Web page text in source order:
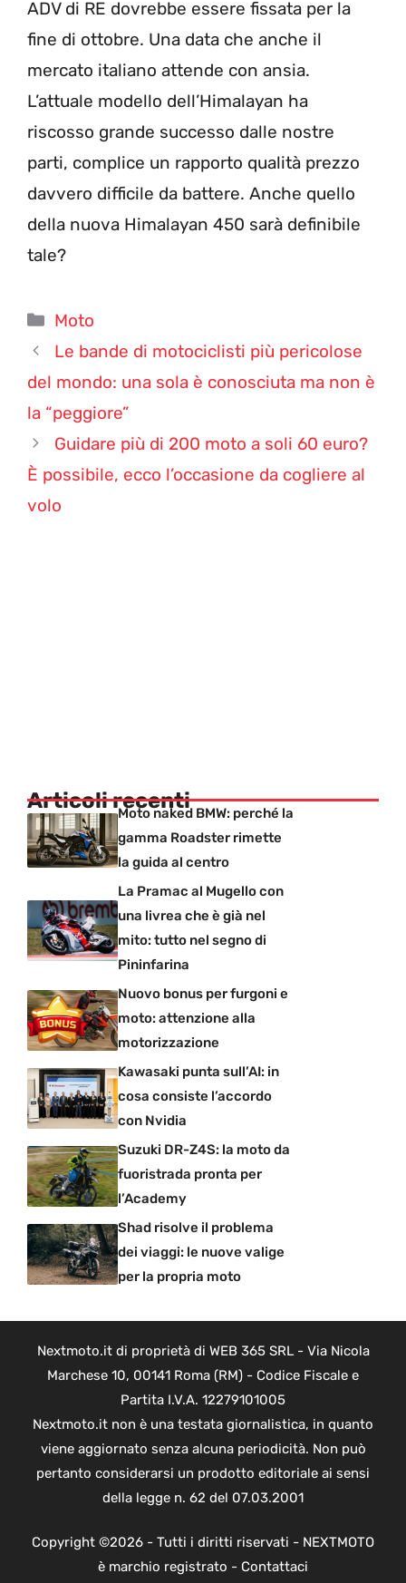
ADV di RE dovrebbe essere fissata per la
fine di ottobre. Una data che anche il
mercato italiano attende con ansia.
L’attuale modello dell’Himalayan ha
riscosso grande successo dalle nostre
parti, complice un rapporto qualità prezzo
davvero difficile da battere. Anche quello
della nuova Himalayan 450 sarà definibile
tale?
Categorie
Moto
Le bande di motociclisti più pericolose
del mondo: una sola è conosciuta ma non è
la “peggiore”
Guidare più di 200 moto a soli 60 euro?
È possibile, ecco l’occasione da cogliere al
volo
Articoli recentiMoto naked BMW: perché la
gamma Roadster rimette
la guida al centro
La Pramac al Mugello con
una livrea che è già nel
mito: tutto nel segno di
Pininfarina
Nuovo bonus per furgoni e
moto: attenzione alla
motorizzazione
Kawasaki punta sull’AI: in
cosa consiste l’accordo
con Nvidia
Suzuki DR-Z4S: la moto da
fuoristrada pronta per
l’Academy
Shad risolve il problema
dei viaggi: le nuove valige
per la propria moto
Nextmoto.it di proprietà di WEB 365 SRL - Via Nicola
Marchese 10, 00141 Roma (RM) - Codice Fiscale e
Partita I.V.A. 12279101005
Nextmoto.it non è una testata giornalistica, in quanto
viene aggiornato senza alcuna periodicità. Non può
pertanto considerarsi un prodotto editoriale ai sensi
della legge n. 62 del 07.03.2001
Copyright ©2026 - Tutti i diritti riservati - NEXTMOTO
è marchio registrato - Contattaci